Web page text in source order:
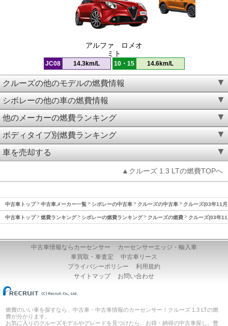
アルファ ロメオ
ミト
JC08 14.3km/L 10・15 14.6km/L
クルーズの他のモデルの燃費情報
シボレーの他の車の燃費情報
他のメーカーの燃費ランキング
ボディタイプ別燃費ランキング
車を売却する
▲クルーズ 1.3 LTの燃費TOPへ
中古車トップ 中古車メーカー一覧 シボレーの中古車 クルーズの中古車 クルーズ(03年11
中古車トップ 燃費ランキング シボレーの燃費ランキング クルーズの燃費 クルーズ(03年
中古車情報ならカーセンサー
カーセンサーエッジ・輸入車
車買取・車査定
中古車リース
プライバシーポリシー
利用規約
サイトマップ
お問い合わせ
燃費のいい車を探すなら、中古車・中古車情報のカーセンサー！クルーズ 1.3 LTの燃
費が分かります。
お気に入りのクルーズモデルやグレードを見つけたら、お得・納得の中古車探し。豊